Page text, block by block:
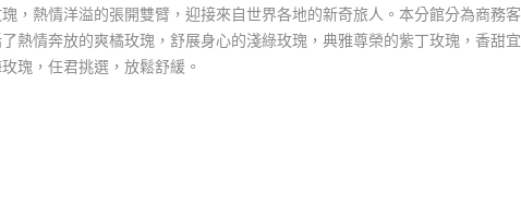
，熱情洋溢的張開雙臂，迎接來自世界各地的新奇旅人。本分館分為商務
熱情奔放的爽橘玫瑰，舒展身心的淺綠玫瑰，典雅尊榮的紫丁玫瑰，香甜
瑰，任君挑選，放鬆舒緩。